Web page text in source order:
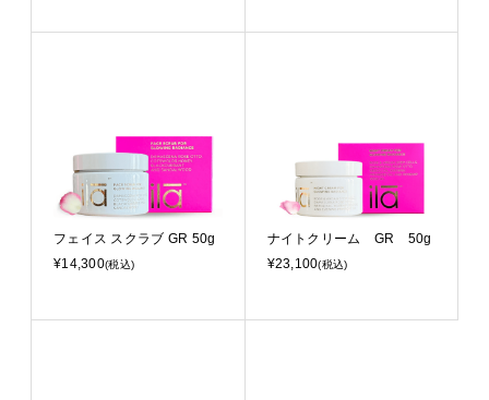
フェイス スクラブ GR 50g
¥14,300(税込)
ナイトクリーム GR 50g
¥23,100(税込)